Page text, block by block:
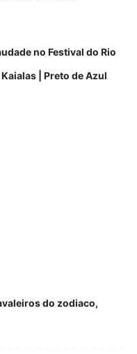
no Festival do Rio
| Preto de Azul
do zodiaco